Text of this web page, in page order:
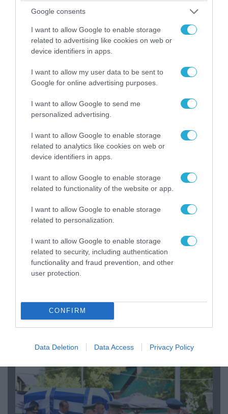
Google consents
I want to allow Google to enable storage
related to advertising like cookies on web or
device identifiers in apps.
I want to allow my user data to be sent to
Google for online advertising purposes.
I want to allow Google to send me
personalized advertising.
I want to allow Google to enable storage
related to analytics like cookies on web or
device identifiers in apps.
I want to allow Google to enable storage
related to functionality of the website or app.
I want to allow Google to enable storage
related to personalization.
I want to allow Google to enable storage
related to security, including authentication
functionality and fraud prevention, and other
user protection.
CONFIRM
Data Deletion Data Access Privacy Policy
06.08.2026 | 14:02
«Επιχείρηση ελεύθερα πεζοδρόμια» στην
Αθήνα: Απομακρύνθηκαν παράνομα
αντικείμενα από κοινόχρηστους χώρους
06.08.2026 | 09:03
«Οι εντελώς αθώοι»: Η ανάρτηση του Αρκά για
τα ζώα που χάθηκαν στις πυρκαγιές της